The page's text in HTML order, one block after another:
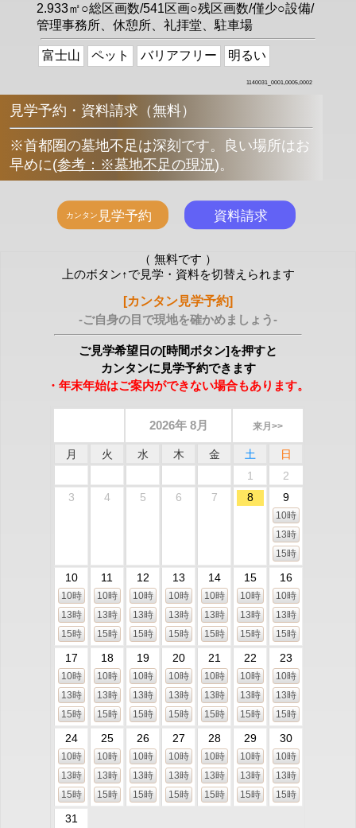
2.933㎡○総区画数/541区画○残区画数/僅少○設備/
管理事務所、休憩所、礼拝堂、駐車場
富士山 ペット バリアフリー 明るい
1140031_0001,0005,0002
見学予約・資料請求（無料）
※首都圏の墓地不足は深刻です。良い場所はお
早めに(参考：※墓地不足の現況)。
（ 無料です ）
上のボタン↑で見学・資料を切替えられます
[カンタン見学予約]
-ご自身の目で現地を確かめましょう-
ご見学希望日の[時間ボタン]を押すと
カンタンに見学予約できます
・年末年始はご案内ができない場合もあります。
2026年 8月 来月>>
月 火 水 木 金 土
日
1
2
3
4 5 6 7 8 9
10時
13時
15時
10
10時
13時
15時
11
10時
13時
15時
12
10時
13時
15時
13
10時
13時
15時
14
10時
13時
15時
15
10時
13時
15時
16
10時
13時
15時
17
10時
13時
15時
18
10時
13時
15時
19
10時
13時
15時
20
10時
13時
15時
21
10時
13時
15時
22
10時
13時
15時
23
10時
13時
15時
24
10時
13時
15時
25
10時
13時
15時
26
10時
13時
15時
27
10時
13時
15時
28
10時
13時
15時
29
10時
13時
15時
30
10時
13時
15時
31